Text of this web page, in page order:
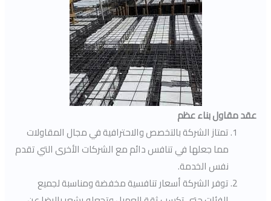
عقد مقاول بناء عظم
تمتاز الشركة بالتخصص والاحترافية في مجال المقاولات
مما جعلها في تنافس دائم مع الشركات الأخرى التي تقدم
نفس الخدمة.
توفر الشركة أسعار تنافسية مخفضة ومناسبة لجميع